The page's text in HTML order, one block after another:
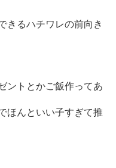
きるハチワレの前向き
ントとかご飯作ってあ
ほんといい子すぎて推